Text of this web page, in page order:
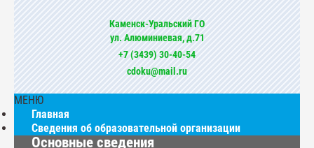
Каменск-Уральский ГО
ул. Алюминиевая, д.71
+7 (3439) 30-40-54
cdoku@mail.ru
МЕНЮ
Главная
Сведения об образовательной организации
Основные сведения